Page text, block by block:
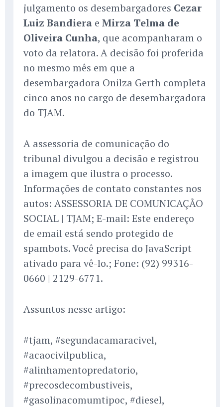
julgamento os desembargadores Cezar
Luiz Bandiera e Mirza Telma de
Oliveira Cunha, que acompanharam o
voto da relatora. A decisão foi proferida
no mesmo mês em que a
desembargadora Onilza Gerth completa
cinco anos no cargo de desembargadora
do TJAM.
A assessoria de comunicação do
tribunal divulgou a decisão e registrou
a imagem que ilustra o processo.
Informações de contato constantes nos
autos: ASSESSORIA DE COMUNICAÇÃO
SOCIAL | TJAM; E-mail: Este endereço
de email está sendo protegido de
spambots. Você precisa do JavaScript
ativado para vê-lo.; Fone: (92) 99316-
0660 | 2129-6771.
Assuntos nesse artigo:
#tjam, #segundacamaracivel,
#acaocivilpublica,
#alinhamentopredatorio,
#precosdecombustiveis,
#gasolinacomumtipoc, #diesel,